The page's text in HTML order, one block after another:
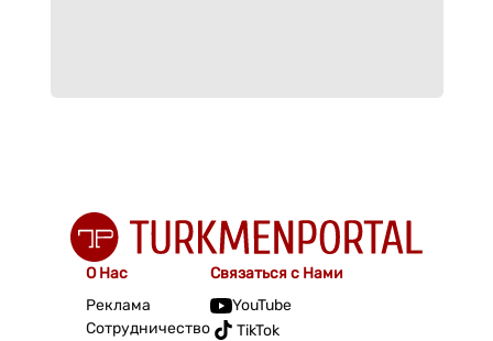
О Нас
Реклама
Сотрудничество
Связаться с Нами
YouTube
TikTok